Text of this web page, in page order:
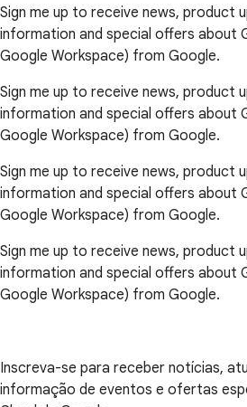
Sign me up to receive news, product
information and special offers about
Google Workspace) from Google.
Sign me up to receive news, product
information and special offers about
Google Workspace) from Google.
Sign me up to receive news, product
information and special offers about
Google Workspace) from Google.
Sign me up to receive news, product
information and special offers about
Google Workspace) from Google.
Inscreva-se para receber notícias,
informação de eventos e ofertas